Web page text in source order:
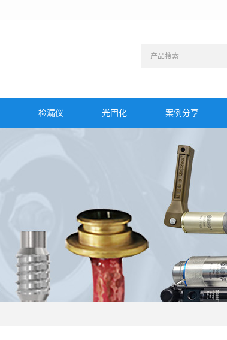
检漏仪 光固化 案例分享